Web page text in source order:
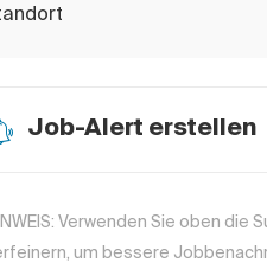
Job-Alert erstellen
Verwenden Sie oben die
um bessere